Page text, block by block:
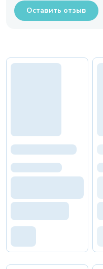
Оставить отзыв